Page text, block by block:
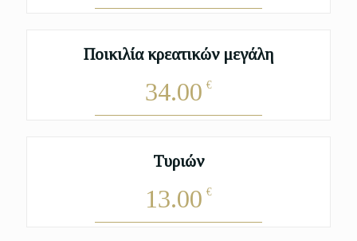
Ποικιλία κρεατικών μεγάλη
34.00 €
Τυριών
13.00 €